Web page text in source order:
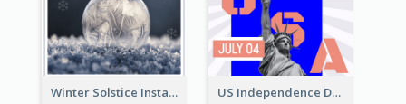
Winter Solstice Instagram Post US Independence Day Instagram Post